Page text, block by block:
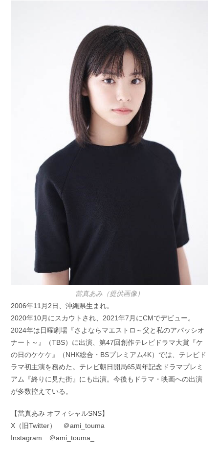
當真あみ（提供画像）
2006年11月2日、沖縄県生まれ。
2020年10月にスカウトされ、2021年7月にCMでデビュー。
2024年は日曜劇場『さよならマエストロ～父と私のアパッシオ
ナート～』（TBS）に出演、第47回創作テレビドラマ大賞『ケ
の日のケケケ』（NHK総合・BSプレミアム4K）では、テレビド
ラマ初主演を務めた。テレビ朝日開局65周年記念ドラマプレミ
アム『終りに見た街』にも出演。今後もドラマ・映画への出演
が多数控えている。
【當真あみ オフィシャルSNS】
X（旧Twitter） ＠ami_touma
Instagram ＠ami_touma_